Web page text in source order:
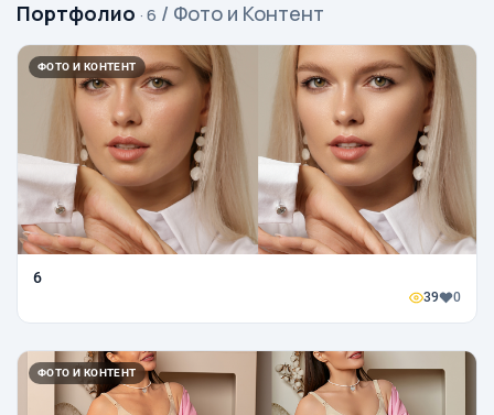
Портфолио · 6 / Фото и Контент
ФОТО И КОНТЕНТ
6
39 0
ФОТО И КОНТЕНТ